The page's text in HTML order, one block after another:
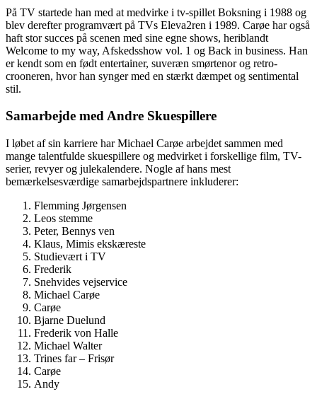
På TV startede han med at medvirke i tv-spillet Boksning i 1988 og
blev derefter programvært på TVs Eleva2ren i 1989. Carøe har også
haft stor succes på scenen med sine egne shows, heriblandt
Welcome to my way, Afskedsshow vol. 1 og Back in business. Han
er kendt som en født entertainer, suveræn smørtenor og retro-
crooneren, hvor han synger med en stærkt dæmpet og sentimental
stil.
Samarbejde med Andre Skuespillere
I løbet af sin karriere har Michael Carøe arbejdet sammen med
mange talentfulde skuespillere og medvirket i forskellige film, TV-
serier, revyer og julekalendere. Nogle af hans mest
bemærkelsesværdige samarbejdspartnere inkluderer:
Flemming Jørgensen
Leos stemme
Peter, Bennys ven
Klaus, Mimis ekskæreste
Studievært i TV
Frederik
Snehvides vejservice
Michael Carøe
Carøe
Bjarne Duelund
Frederik von Halle
Michael Walter
Trines far – Frisør
Carøe
Andy